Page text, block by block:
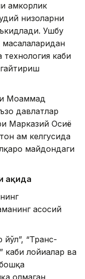
ҳамкорлик
низоларни
Ушбу
каби
Моҳаммад
давлатлар
Марказий Осиё
ҳам келгусида
майдондаги
ҳақида
асосий
“Транс-
лойиҳалар ва